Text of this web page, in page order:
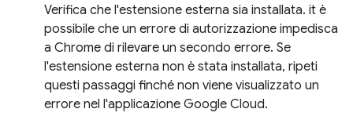
Verifica che l'estensione esterna sia installata. it è
possibile che un errore di autorizzazione impedisca
a Chrome di rilevare un secondo errore. Se
l'estensione esterna non è stata installata, ripeti
questi passaggi finché non viene visualizzato un
errore nel l'applicazione Google Cloud.